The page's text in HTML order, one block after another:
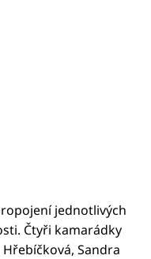
jednotlivých
Čtyři kamarádky
Sandra